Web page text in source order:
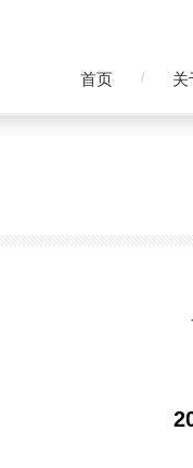
首页 / 关